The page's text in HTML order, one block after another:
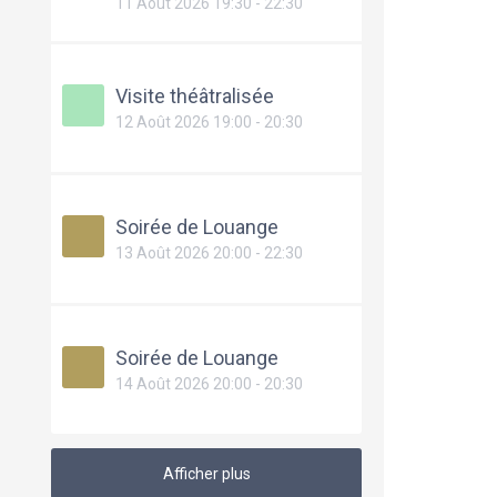
Visite théâtralisée
12 Août 2026 19:00 - 20:30
Soirée de Louange
13 Août 2026 20:00 - 22:30
Soirée de Louange
14 Août 2026 20:00 - 20:30
Afficher plus